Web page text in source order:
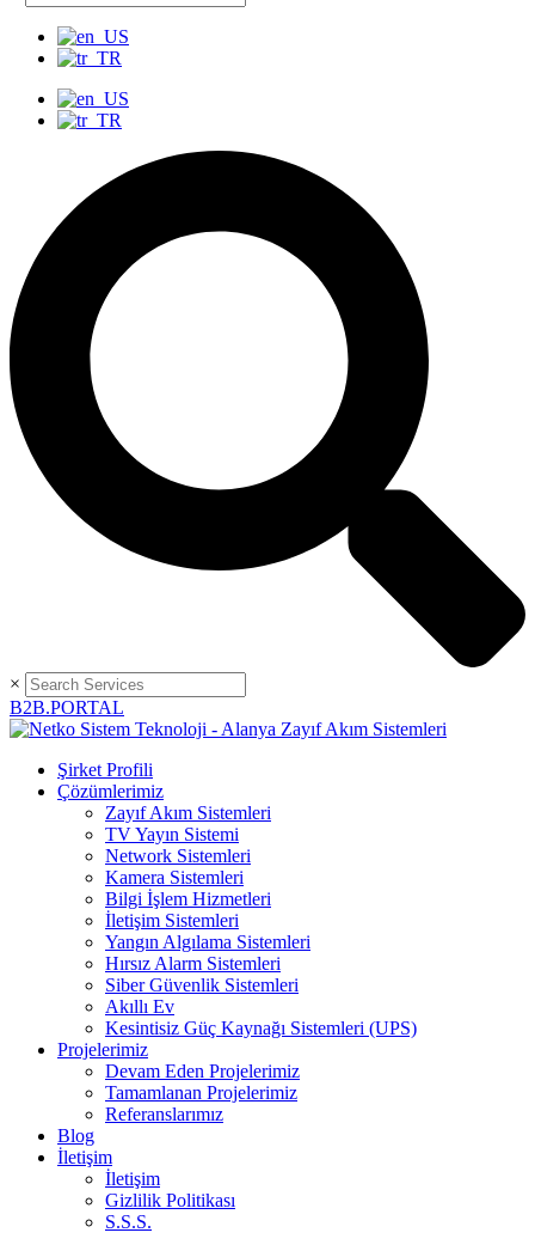
×
B2B.PORTAL
Şirket Profili
Çözümlerimiz
Zayıf Akım Sistemleri
TV Yayın Sistemi
Network Sistemleri
Kamera Sistemleri
Bilgi İşlem Hizmetleri
İletişim Sistemleri
Yangın Algılama Sistemleri
Hırsız Alarm Sistemleri
Siber Güvenlik Sistemleri
Akıllı Ev
Kesintisiz Güç Kaynağı Sistemleri (UPS)
Projelerimiz
Devam Eden Projelerimiz
Tamamlanan Projelerimiz
Referanslarımız
Blog
İletişim
İletişim
Gizlilik Politikası
S.S.S.